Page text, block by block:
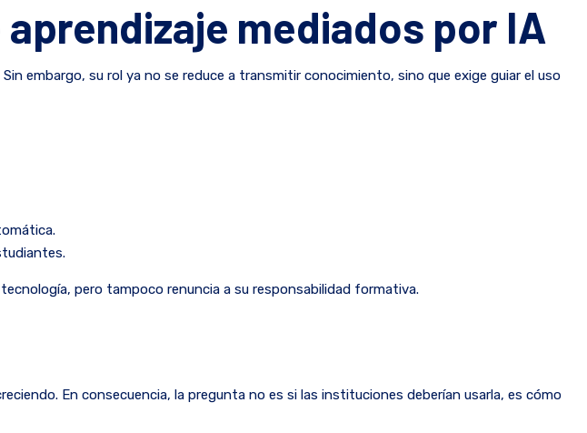
mediados por IA
embargo, su rol ya no se reduce a transmitir conocimiento, sino que exige guiar el uso
pero tampoco renuncia a su responsabilidad formativa.
En consecuencia, la pregunta no es si las instituciones deberían usarla, es cómo